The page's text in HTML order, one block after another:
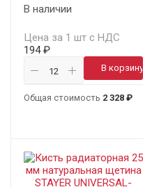
В наличии
Цена за 1 шт с НДС
194 ₽
В корзину
Общая стоимость 2 328 ₽